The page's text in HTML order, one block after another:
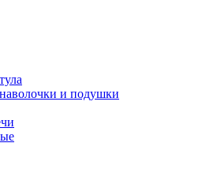
и подушки